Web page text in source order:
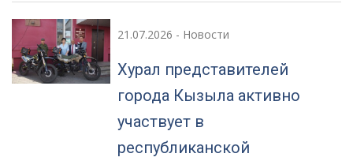
21.07.2026 - Новости
Хурал представителей
города Кызыла активно
участвует в
республиканской